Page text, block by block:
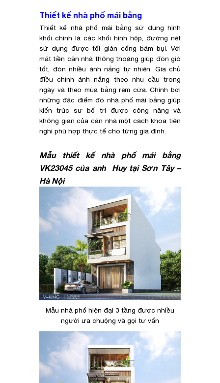
Thiết kế nhà phố mái bằng
Thiết kế nhà phố mái bằng sử dụng hình
khối chính là các khối hình hộp, đường nét
sử dụng được tối giản cống bám bụi. Với
mặt tiền căn nhà thông thoáng giúp đón gió
tốt, đón nhiều ánh nắng tự nhiên. Gia chủ
điều chỉnh ánh nắng theo nhu cầu trong
ngày và theo mùa bằng rèm cửa. Chính bởi
những đặc điểm đó nhà phố mái bằng giúp
kiến trúc sư bố trí được công năng và
không gian của căn nhà một cách khoa tiện
nghi phù hợp thực tế cho từng gia đình.
Mẫu thiết kế nhà phố mái bằng
VK23045 của anh Huy tại Sơn Tây –
Hà Nội
Mẫu nhà phố hiện đại 3 tầng được nhiều
người ưa chuộng và gọi tư vấn